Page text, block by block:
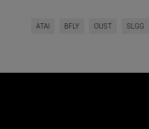
ATAI BFLY OUST SLGG